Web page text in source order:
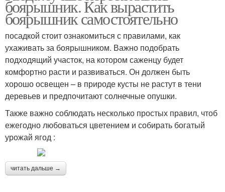
боярышник. Как вырастить
боярышник самостоятельно
посадкой стоит ознакомиться с правилами, как
ухаживать за боярышником. Важно подобрать
подходящий участок, на котором саженцу будет
комфортно расти и развиваться. Он должен быть
хорошо освещен – в природе кусты не растут в тени
деревьев и предпочитают солнечные опушки.
Также важно соблюдать несколько простых правил, чтоб
ежегодно любоваться цветением и собирать богатый
урожай ягод :
читать дальше →